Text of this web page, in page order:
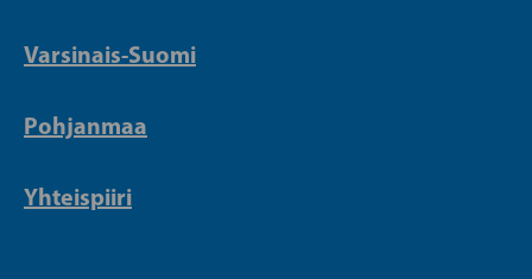
Varsinais-Suomi
Pohjanmaa
Yhteispiiri